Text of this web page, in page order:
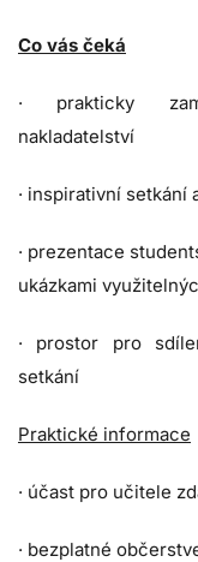
Co vás čeká
· prakticky
nakladatelství
· inspirativní setkání
· prezentace
ukázkami
· prostor pro
setkání
Praktické informace
· účast pro učitele
· bezplatné